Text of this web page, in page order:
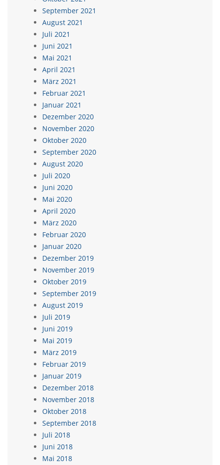
September 2021
August 2021
Juli 2021
Juni 2021
Mai 2021
April 2021
März 2021
Februar 2021
Januar 2021
Dezember 2020
November 2020
Oktober 2020
September 2020
August 2020
Juli 2020
Juni 2020
Mai 2020
April 2020
März 2020
Februar 2020
Januar 2020
Dezember 2019
November 2019
Oktober 2019
September 2019
August 2019
Juli 2019
Juni 2019
Mai 2019
März 2019
Februar 2019
Januar 2019
Dezember 2018
November 2018
Oktober 2018
September 2018
Juli 2018
Juni 2018
Mai 2018